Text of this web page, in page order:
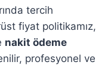
tercih
fiyat politikamız,
nakit ödeme
profesyonel ve